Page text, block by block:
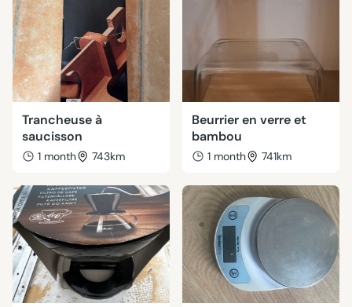
Trancheuse à
saucisson
1 month 743km
Beurrier en verre et
bambou
1 month 741km